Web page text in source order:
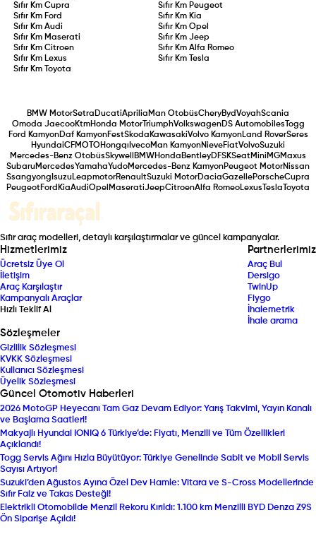
Sıfır KmCupra Sıfır Km Peugeot
Sıfır Km Ford Sıfır Km Kia
Sıfır KmAudi Sıfır Km Opel
Sıfır Km Maserati Sıfır Km Jeep
Sıfır KmCitroen Sıfır Km Alfa Romeo
Sıfır Km Lexus Sıfır Km
Tesla
Sıfır Km
Toyota
BMW MotorSetra DucatiAprilia Man OtobüsCheryBydVoyahScania
Omoda JaecooKtmHonda MotorTriumphVolkswagenDS Automobiles Togg
Ford KamyonDaf KamyonFestSkoda KawasakiVolvo KamyonLand RoverSeres
HyundaiCFMOTOHongqı IvecoMan KamyonNieveFiatVolvoSuzuki
Mercedes-Benz OtobüsSkywell BMWHonda BentleyDFSKSeatMini MGMaxus
SubaruMercedesYamahaYudoMercedes-Benz KamyonPeugeot MotorNissan
Ssangyong IsuzuLeapmotorRenaultSuzuki MotorDaciaGazellePorscheCupra
PeugeotFord KiaAudiOpel MaseratiJeepCitroenAlfa RomeoLexus Tesla Toyota
Sıfır araç modelleri, detaylı karşılaştırmalar ve güncel kampanyalar.
Hizmetlerimiz
Ücretsiz Üye Ol
İletişim
Araç Karşılaştır
Kampanyalı Araçlar
Hızlı Teklif Al
Partnerlerimiz
Araç Bul
Dersigo
TwinUp
Fiygo
İhalemetrik
İhale arama
Sözleşmeler
Gizlilik Sözleşmesi
KVKK Sözleşmesi
Kullanıcı Sözleşmesi
Üyelik Sözleşmesi
Güncel Otomotiv Haberleri
2026 MotoGP Heyecanı Tam Gaz Devam Ediyor: Yarış Takvimi, Yayın Kanalı
ve Başlama Saatleri!
Makyajlı Hyundai IONIQ 6 Türkiye’de: Fiyatı, Menzili ve Tüm Özellikleri
Açıklandı!
Togg Servis Ağını Hızla Büyütüyor: Türkiye Genelinde Sabit ve Mobil Servis
Sayısı Artıyor!
Suzuki’den Ağustos Ayına Özel Dev Hamle: Vitara ve S-Cross Modellerinde
Sıfır Faiz ve Takas Desteği!
Elektrikli Otomobilde Menzil Rekoru Kırıldı: 1.100 km Menzilli BYD Denza Z9S
Ön Siparişe Açıldı!